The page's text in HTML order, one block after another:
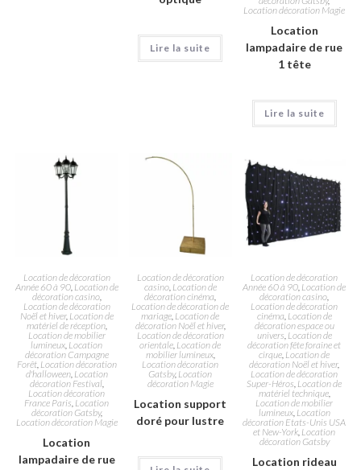
Lire la suite
Location décoration Magie
Location
lampadaire de rue
1 tête
Lire la suite
Location de décoration
Année 60 à 90, Location de
décoration casino,
Location de décoration
Noël et hiver, Location de
matériel de réception,
Location de mobilier
lumineux Location
décoration Campagne
Forêt, Location décoration
d'halloween, Location
décoration Festival,
Location décoration
France Paris Location
décoration Gatsby,
Location décoration Magie
Location
lampadaire de rue
Location de décoration
casino, Location de
décoration cinéma
Location de décoration de
mariage Location de
décoration Noël et hiver,
Location de décoration
orientale Location de
mobilier lumineux,
Location décoration
Gatsby, Location
décoration Magie
Location support
doré pour lustre
Location de décoration
Année 60 à 90 Location de
décoration casino
Location de décoration
cinéma Location de
décoration espace ou
univers Location de
décoration fête foraine et
cirque Location de
décoration Noël et hiver,
Location de décoration
Super-Héros Location de
matériel technique,
Location de mobilier
lumineux, Location
décoration Etats-Unis USA
et New-York Location
décoration Gatsby
Location rideau